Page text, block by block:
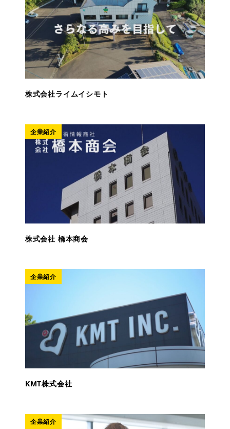
株式会社ライムイシモト
企業紹介
株式会社 橋本商会
企業紹介
KMT株式会社
企業紹介